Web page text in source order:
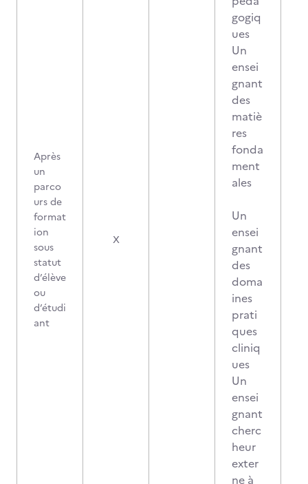
Après
un
parco
urs de
format
ion
sous
statut
d’élève
ou
d’étudi
ant
X
gogiq
ues
Un
ensei
gnant
des
matiè
res
fonda
ment
ales
Un
ensei
gnant
des
doma
ines
prati
ques
cliniq
ues
Un
ensei
gnant
cherc
heur
exter
ne à